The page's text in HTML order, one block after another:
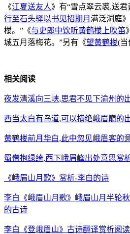
《江夏送友人》有“雪点翠云裘,送君
行至石头驿以书见招期月 满泛洞庭
楼。”《与史郎中饮听黄鹤楼上吹笛
城五月落梅花。”另有《望黄鹤楼(当
相关阅读
夜发清溪向三峡,思君不见下渝州的
西当太白有鸟道,可以横绝峨眉巅的
黄鹤楼前月华白,此中忽见峨眉客的
蜀僧抱绿绮,西下峨眉峰出处意思赏
《峨眉山月歌》赏析-李白的诗
李白《峨眉山月歌》峨眉山月半轮
的古诗
李白《登峨眉山》古诗翻译赏析阅读